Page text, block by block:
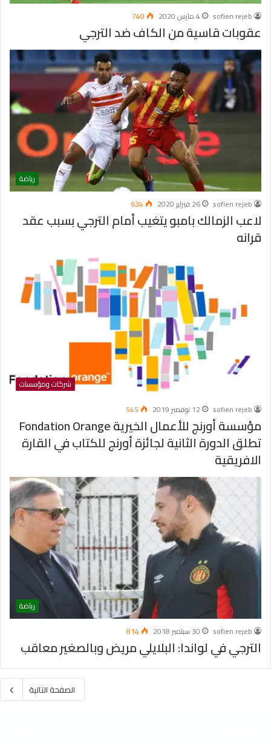
sofien rejeb 4 مارس 2020 740
عقوبات قاسية من الكاف ضد الترجي
رياضة
sofien rejeb
26 فبراير 2020 634
لاعب الزمالك بامبو يتغيب أمام الترجي بسبب عقد
قرانه
شركات ومؤسسات
sofien rejeb
12 نوفمبر 2019 545
مؤسسة أورنج للأعمال الخيرية Fondation Orange
تطلق الدورة الثانية لجائزة أورنج للكتاب في القارة
الافريقية
رياضة
sofien rejeb
30 سبتمبر 2018 814
الترجي في لواندا: البلايلي مريض وبالصغير معاقب
الصفحة التالية